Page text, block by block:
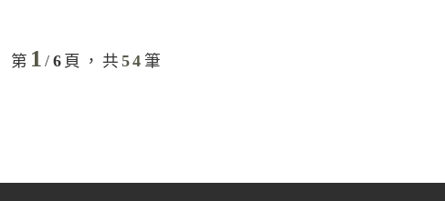
第 1/ 6 頁，共54 筆